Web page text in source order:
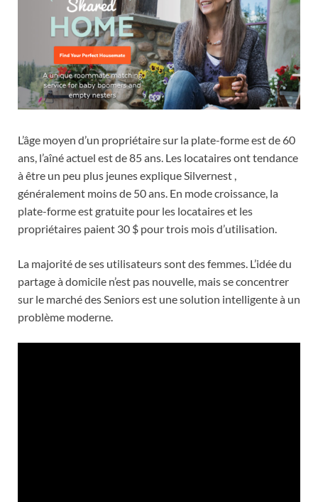
L’âge moyen d’un propriétaire sur la plate-forme est de 60
ans, l’aîné actuel est de 85 ans. Les locataires ont tendance
à être un peu plus jeunes explique Silvernest ,
généralement moins de 50 ans. En mode croissance, la
plate-forme est gratuite pour les locataires et les
propriétaires paient 30 $ pour trois mois d’utilisation.
La majorité de ses utilisateurs sont des femmes. L’idée du
partage à domicile n’est pas nouvelle, mais se concentrer
sur le marché des Seniors est une solution intelligente à un
problème moderne.